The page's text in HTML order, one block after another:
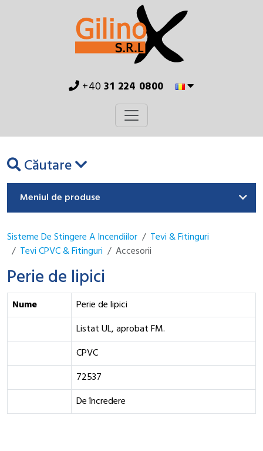
+4031 224 0800
Căutare
Meniul de produse
Sisteme De Stingere A Incendiilor
Tevi & Fitinguri
Tevi CPVC & Fitinguri
Accesorii
Perie de lipici
Nume
Perie de lipici
Listat UL, aprobat FM.
CPVC
72537
De încredere